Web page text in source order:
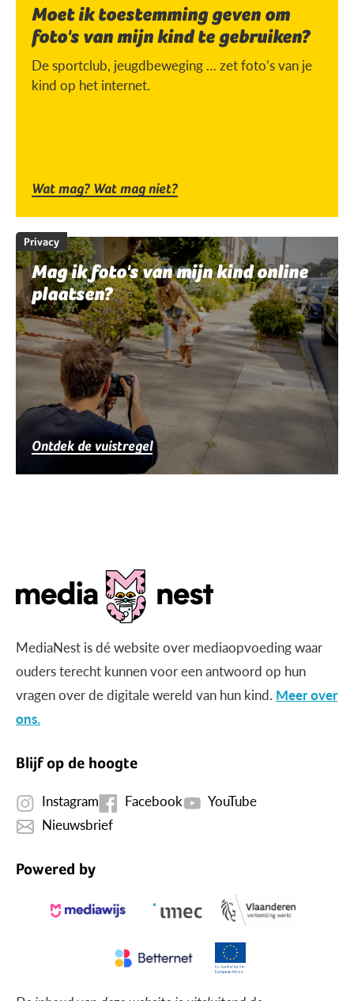
Moet ik toestemming geven om
foto's van mijn kind te gebruiken?
De sportclub, jeugdbeweging … zet foto’s van je
kind op het internet.
Wat mag? Wat mag niet?
Privacy
Mag ik foto's van mijn kind online
plaatsen?
Ontdek de vuistregel
MediaNest is dé website over mediaopvoeding waar
ouders terecht kunnen voor een antwoord op hun
vragen over de digitale wereld van hun kind. Meer over
ons.
Blijf op de hoogte
Instagram Facebook
YouTube
Nieuwsbrief
Powered by